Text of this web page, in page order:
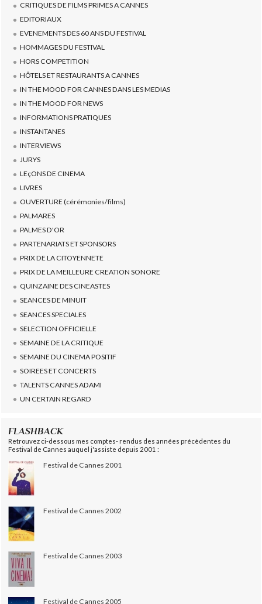
CRITIQUES DE FILMS PRIMES A CANNES
EDITORIAUX
EVENEMENTS DES 60 ANS DU FESTIVAL
HOMMAGES DU FESTIVAL
HORS COMPETITION
HÔTELS ET RESTAURANTS A CANNES
IN THE MOOD FOR CANNES DANS LES MEDIAS
IN THE MOOD FOR NEWS
INFORMATIONS PRATIQUES
INSTANTANES
INTERVIEWS
JURYS
LEçONS DE CINEMA
LIVRES
OUVERTURE (cérémonies/films)
PALMARES
PALMES D'OR
PARTENARIATS ET SPONSORS
PRIX DE LA CITOYENNETE
PRIX DE LA MEILLEURE CREATION SONORE
QUINZAINE DES CINEASTES
SEANCES DE MINUIT
SEANCES SPECIALES
SELECTION OFFICIELLE
SEMAINE DE LA CRITIQUE
SEMAINE DU CINEMA POSITIF
SOIREES ET CONCERTS
TALENTS CANNES ADAMI
UN CERTAIN REGARD
FLASHBACK
Retrouvez ci-dessous mes comptes- rendus des années précèdentes du
Festival de Cannes auquel j'assiste depuis 2001 :
Festival de Cannes 2001
Festival de Cannes 2002
Festival de Cannes 2003
Festival de Cannes 2005